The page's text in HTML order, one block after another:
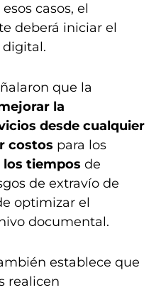
casos, el
deberá iniciar el
que la
la
desde cualquier
costos para los
los tiempos de
de extravío de
optimizar el
documental.
establece que
realicen